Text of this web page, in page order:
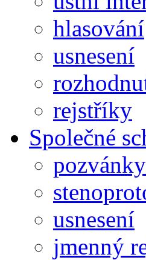
hlasování
usnesení
rejstříky
Společné
pozvánky
usnesení
jmenný